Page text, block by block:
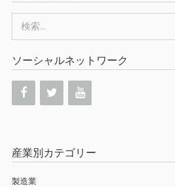
索:
ソーシャルネットワーク
産業別カテゴリー
製造業